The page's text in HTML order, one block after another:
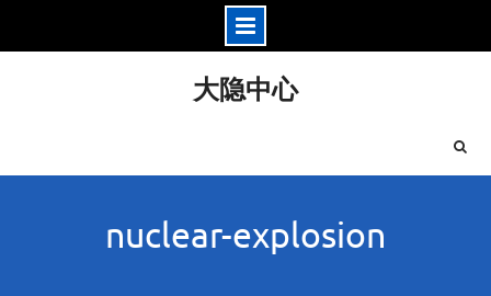
大隐中心
nuclear-explosion